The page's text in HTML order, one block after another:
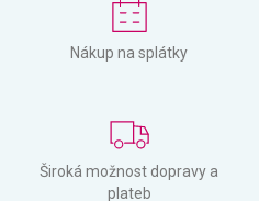
Nákup na splátky
Široká možnost dopravy a
plateb